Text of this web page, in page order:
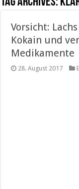
Vorsicht:
Kokain und
Medikamente
28. August 2017